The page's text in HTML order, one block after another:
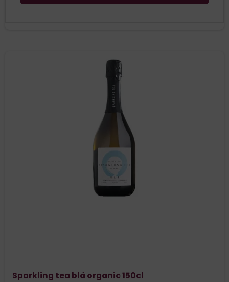
Sparkling tea blå organic 150cl